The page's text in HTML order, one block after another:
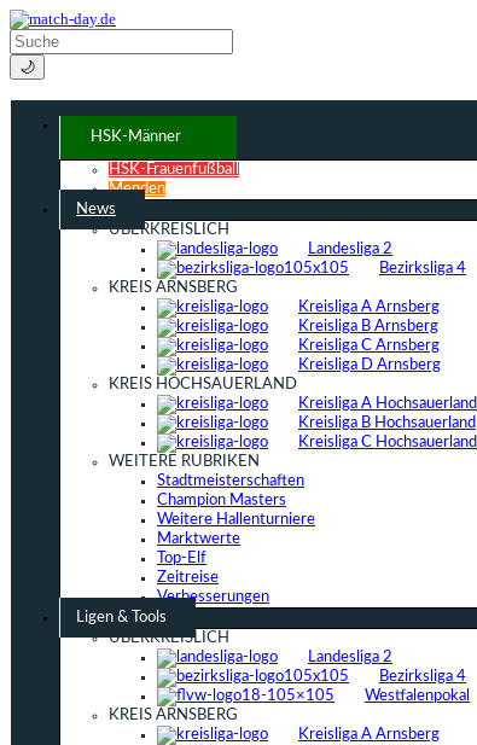
🌙
HSK-Männer
HSK-Frauenfußball
Menden
News
ÜBERKREISLICH
Landesliga 2
Bezirksliga 4
KREIS ARNSBERG
Kreisliga A Arnsberg
Kreisliga B Arnsberg
Kreisliga C Arnsberg
Kreisliga D Arnsberg
KREIS HOCHSAUERLAND
Kreisliga A Hochsauerland
Kreisliga B Hochsauerland
Kreisliga C Hochsauerland
WEITERE RUBRIKEN
Stadtmeisterschaften
Champion Masters
Weitere Hallenturniere
Marktwerte
Top-Elf
Zeitreise
Verbesserungen
Ligen & Tools
ÜBERKREISLICH
Landesliga 2
Bezirksliga 4
Westfalenpokal
KREIS ARNSBERG
Kreisliga A Arnsberg